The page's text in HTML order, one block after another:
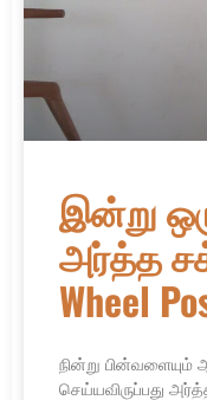
இன்று
அர்த்த
Wheel
நின்று
செய்யவிருப்பது